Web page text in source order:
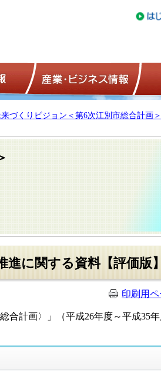
くらしの情報 産
づくりビジョン＜第6次江別市総合計画＞
に関する資料【評価版
印刷用
合計画〉」（平成26年度～平成